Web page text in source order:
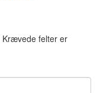
Krævede felter er